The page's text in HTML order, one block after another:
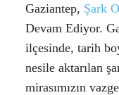
Gaziantep, Şark
Devam Ediyor.
ilçesinde, tarih
nesile aktarılan
mirasımızın